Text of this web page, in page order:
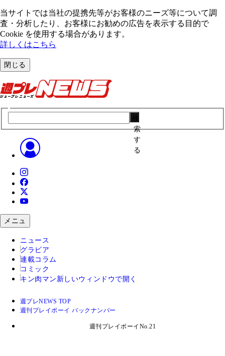
当サイトでは当社の提携先等がお客様のニーズ等について調
査・分析したり、お客様にお勧めの広告を表⽰する⽬的で
Cookie を使⽤する場合があります。
詳しくはこちら
閉じる
索
す
る
メニュ
ニュース
グラビア
連載コラム
コミック
キン肉マン 新しいウィンドウで開く
週プレNEWS TOP
週刊プレイボーイ バックナンバー
週刊プレイボーイNo.21